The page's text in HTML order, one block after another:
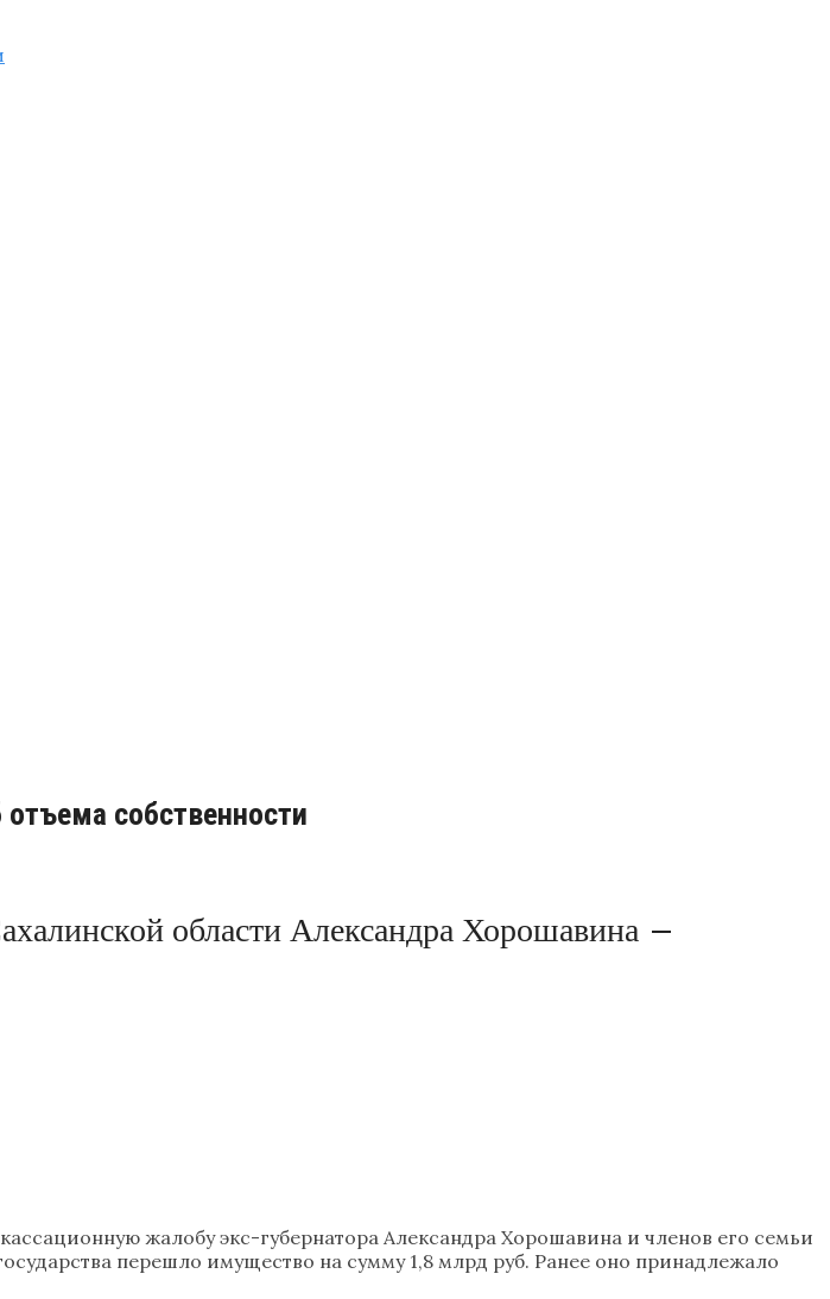
собственности
области Александра Хорошавина –
жалобу экс-губернатора Александра Хорошавина и членов его семьи
перешло имущество на сумму 1,8 млрд руб. Ранее оно принадлежало